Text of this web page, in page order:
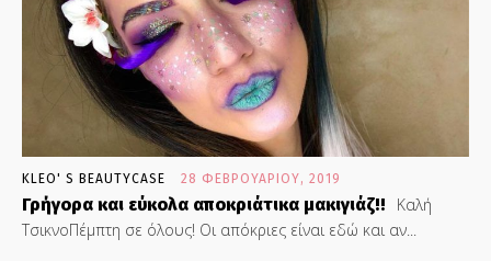
KLEO' S BEAUTYCASE 28 ΦΕΒΡΟΥΑΡΊΟΥ, 2019
Γρήγορα και εύκολα αποκριάτικα μακιγιάζ!!
Καλή
ΤσικνοΠέμπτη σε όλους! Οι απόκριες είναι εδώ και αν...